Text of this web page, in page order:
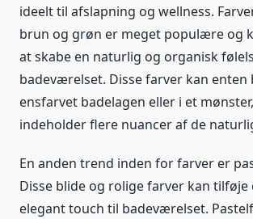
ideelt til afslapning og wellness.
brun og grøn er meget populære og
at skabe en naturlig og organisk
badeværelset. Disse farver kan enten
ensfarvet badelagen eller i et
indeholder flere nuancer af de
En anden trend inden for farver er
Disse blide og rolige farver kan tilføje
elegant touch til badeværelset.